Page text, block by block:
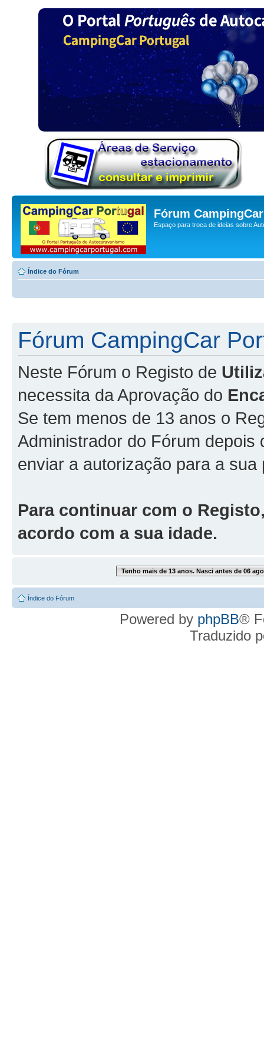
Fórum
Espaço para troca de ideias sobre
Índice do Fórum
Fórum CampingCar
Neste Fórum o Registo de
necessita da Aprovação do
Se tem menos de 13 anos o
Administrador do Fórum
enviar a autorização para a sua
Para continuar com o
acordo com a sua idade.
Tenho mais de 13 anos. Nasci antes de 06 ago
Índice do Fórum
Powered by phpBB®
Traduzido